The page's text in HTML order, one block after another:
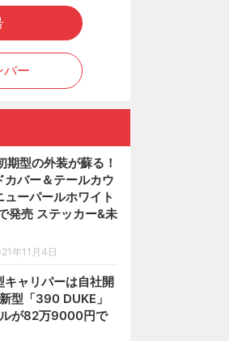
バー
期型の外装が蘇る！
カバー＆テールカウ
ーパールホワイト
発売 ステッカー&未
年11月4日
キャリパーは自社開
型「390 DUKE」
が82万9000円で